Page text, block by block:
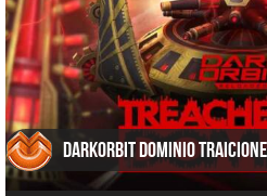
DarkOrbit Dominio